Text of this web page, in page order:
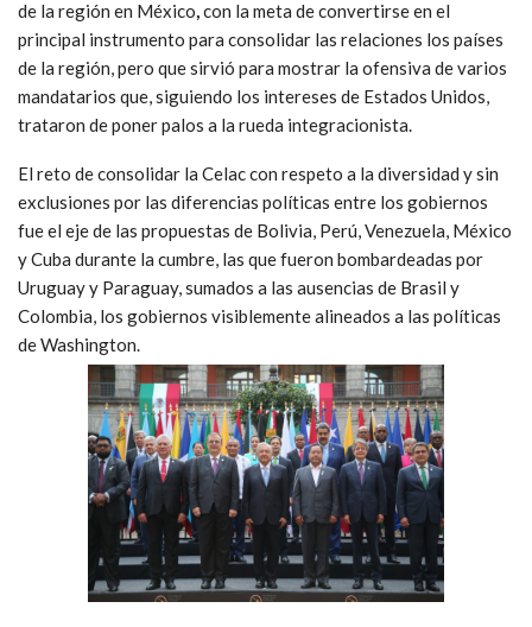
de la región en México con la meta de convertirse en el
principal instrumento para consolidar las relaciones los países
de la región, pero que sirvió para mostrar la ofensiva de varios
mandatarios que, siguiendo los intereses de Estados Unidos,
trataron de poner palos a la rueda integracionista.
El reto de consolidar la Celac con respeto a la diversidad y sin
exclusiones por las diferencias políticas entre los gobiernos
fue el eje de las propuestas de Bolivia, Perú, Venezuela, México
y Cuba durante la cumbre, las que fueron bombardeadas por
Uruguay y Paraguay, sumados a las ausencias de Brasil y
Colombia, los gobiernos visiblemente alineados a las políticas
de Washington.